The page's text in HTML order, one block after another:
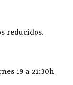
reducidos.
19 a 21:30h.